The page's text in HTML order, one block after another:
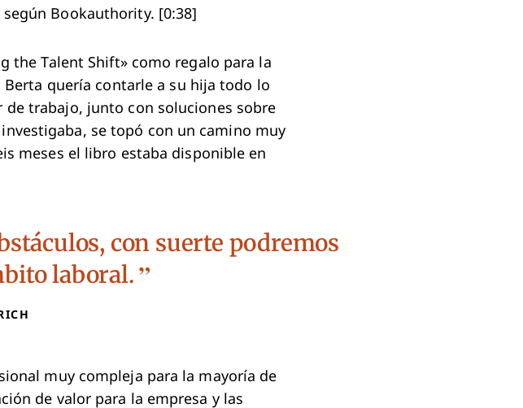
Bookauthority. [0:38]
the Talent Shift» como regalo para la
quería contarle a su hija todo lo
trabajo, junto con soluciones sobre
se topó con un camino muy
meses el libro estaba disponible en
con suerte podremos
laboral.
muy compleja para la mayoría de
de valor para la empresa y las